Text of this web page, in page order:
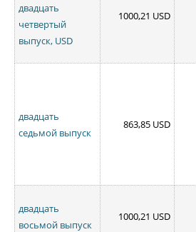
двадцать
четвертый
выпуск, USD
1000,21 USD
двадцать
седьмой выпуск
863,85 USD
двадцать
восьмой выпуск
1000,21 USD